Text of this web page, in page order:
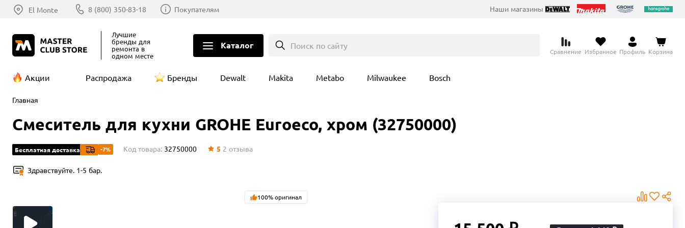
El Monte 8 (800) 350-83-18 Покупателям Наши магазины
Лучшие
бренды для
ремонта в
одном месте
Каталог Поиск по сайту
Сравнение Избранное Профиль Корзина
Акции Распродажа Бренды Dewalt Makita Metabo Milwaukee Bosch
Главная
Смеситель для кухни GROHE Euroeco, хром (32750000)
Бесплатная доставка -7% Код товара: 32750000 5 2 отзыва
Здравствуйте. 1-5 бар.
100% оригинал